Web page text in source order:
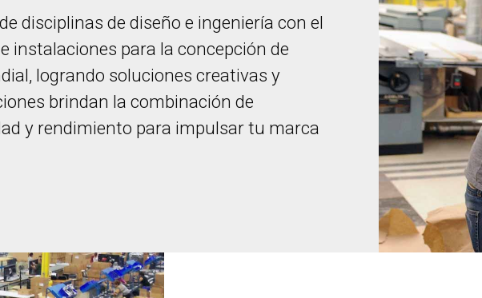
disciplinas de diseño e ingeniería con el
instalaciones para la concepción de
logrando soluciones creativas y
brindan la combinación de
y rendimiento para impulsar tu marca